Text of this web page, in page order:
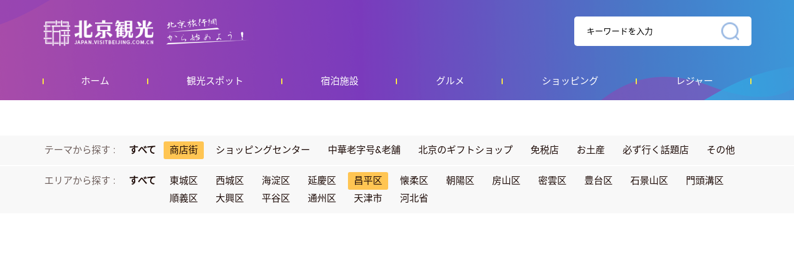
ホーム 観光スポット 宿泊施設 グルメ ショッピング レジャー
テーマから探す : すべて 商店街 ショッピングセンター 中華老字号&老舗 北京のギフトショップ 免税店 お土産 必ず行く話題店 その他
エリアから探す : すべて 東城区 西城区 海淀区 延慶区 昌平区 懐柔区 朝陽区 房山区 密雲区 豊台区 石景山区
門頭溝区
順義区
大興区 平谷区 通州区 天津市 河北省